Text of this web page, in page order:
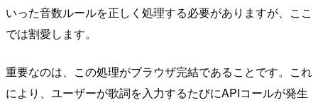
いった音数ルールを正しく処理する必要がありますが、ここ
では割愛します。
重要なのは、この処理がブラウザ完結であることです。これ
により、ユーザーが歌詞を入力するたびにAPIコールが発生